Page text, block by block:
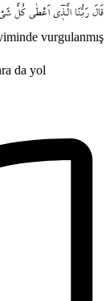
قَالَ رَبُّنَا الَّـذ۪ٓي اَعْطٰى كُلَّ
vurgulanmış
da yol